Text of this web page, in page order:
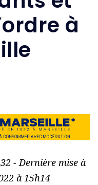
à
- Dernière mise à
à 15h14